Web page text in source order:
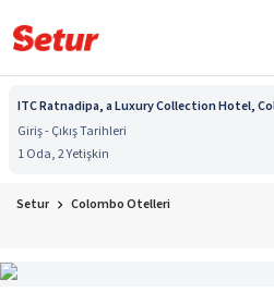
ITC Ratnadipa, a Luxury Collection Hotel,
Giriş - Çıkış Tarihleri
1 Oda, 2 Yetişkin
Setur Colombo Otelleri